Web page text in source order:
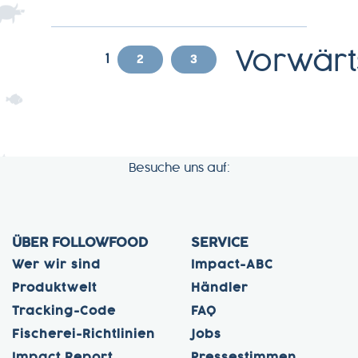
1 2 3
Besuche uns auf:
ÜBER FOLLOWFOOD
Wer wir sind
Produktwelt
Tracking-Code
Fischerei-Richtlinien
SERVICE
Impact-ABC
Händler
FAQ
Jobs